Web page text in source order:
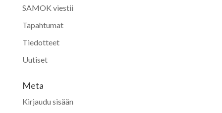
SAMOK viestii
Tapahtumat
Tiedotteet
Uutiset
Meta
Kirjaudu sisään